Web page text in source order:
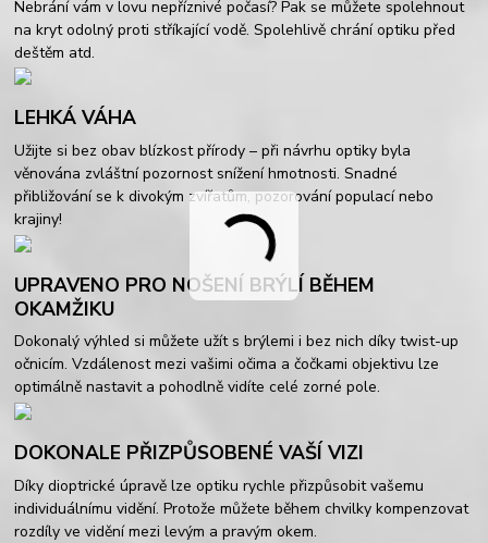
Nebrání vám v lovu nepříznivé počasí? Pak se můžete spolehnout
na kryt odolný proti stříkající vodě. Spolehlivě chrání optiku před
deštěm atd.
LEHKÁ VÁHA
Užijte si bez obav blízkost přírody – při návrhu optiky byla
věnována zvláštní pozornost snížení hmotnosti. Snadné
přibližování se k divokým zvířatům, pozorování populací nebo
krajiny!
UPRAVENO PRO NOŠENÍ BRÝLÍ BĚHEM
OKAMŽIKU
Dokonalý výhled si můžete užít s brýlemi i bez nich díky twist-up
očnicím. Vzdálenost mezi vašimi očima a čočkami objektivu lze
optimálně nastavit a pohodlně vidíte celé zorné pole.
DOKONALE PŘIZPŮSOBENÉ VAŠÍ VIZI
Díky dioptrické úpravě lze optiku rychle přizpůsobit vašemu
individuálnímu vidění. Protože můžete během chvilky kompenzovat
rozdíly ve vidění mezi levým a pravým okem.